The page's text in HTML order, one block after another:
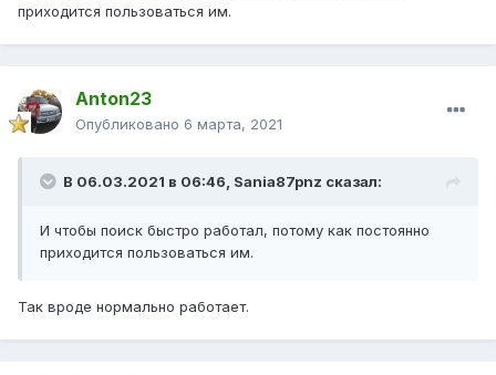
приходится пользоваться им.
Anton23
Опубликовано 6 марта, 2021
В 06.03.2021 в 06:46, Sania87pnz сказал:
И чтобы поиск быстро работал, потому как постоянно
приходится пользоваться им.
Так вроде нормально работает.